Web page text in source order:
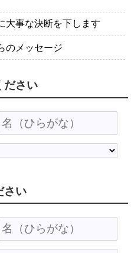
大事な決断を下します
のメッセージ
ださい
さい